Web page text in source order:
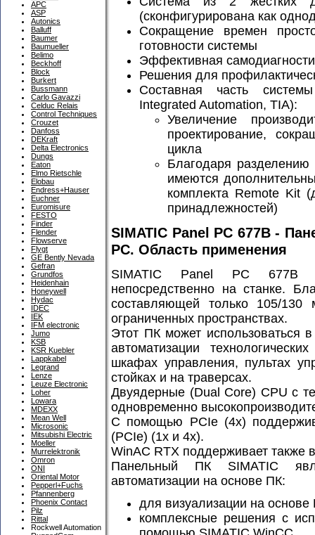
APC
ASP
Autonics
Balluff
Baumer
Baumueller
Belimo
Beckhoff
Block
Burkert
Bussmann
Carlo Gavazzi
Celduc Relais
Control Techniques
Crouzet
Danfoss
DEKraft
Delta Electronics
Dungs
Eaton
Elmo Rietschle
Elobau
Endress+Hauser
Euchner
Euromisure
FESTO
Finder
Flender
Flowserve
Flygt
GE Bently Nevada
Gefran
Grundfos
Heidenhain
Honeywell
Hydac
IDEC
IEK
IFM electronic
Jumo
KSB
KSR Kuebler
Lappkabel
Legrand
Lenze
Leuze Electronic
Loher
Lowara
MDEXX
Mean Well
Microsonic
Mitsubishi Electric
Moeller
Murrelektronik
Omron
ONI
Oriental Motor
Pepperl+Fuchs
Pfannenberg
Phoenix Contact
Pilz
Rittal
Rockwell Automation
(сконфигурирована как
Сокращение времен
готовности системы
Эффективная
Решения для
Составная часть
Integrated Automation, TIA):
Увеличение
проектирование,
цикла
Благодаря разделению
имеются
комплекта Remote Kit
принадлежностей)
SIMATIC Panel PC 677B -
PC. Область применения
SIMATIC Panel PC 677B
непосредственно на станке.
составляющей только 105/
ограниченных пространствах.
Этот ПК может использоваться
автоматизации
шкафах управления, пультах
стойках и на траверсах.
Двуядерные (Dual Core) CPU с
одновременно
С помощью PCIe (4x)
(PCIe) (1x и 4x).
WinAC RTX поддерживает также
Панельный ПК SIMATIC
автоматизации на основе ПК:
для визуализации на
комплексные решения с